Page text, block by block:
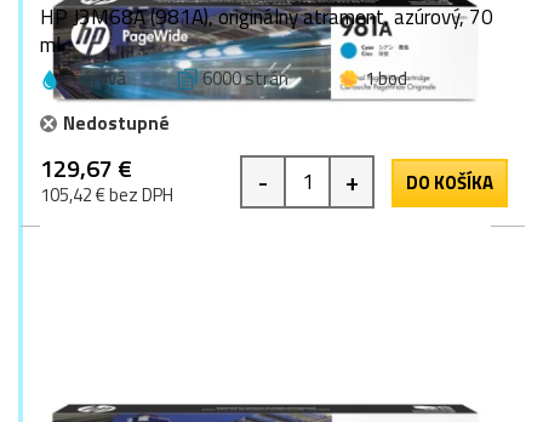
HP J3M68A (981A), originálny atrament, azúrový, 70
ml
azúrová 6000 strán
1 bod
Nedostupné
129,67 €
105,42 € bez DPH - + DO KOŠÍKA